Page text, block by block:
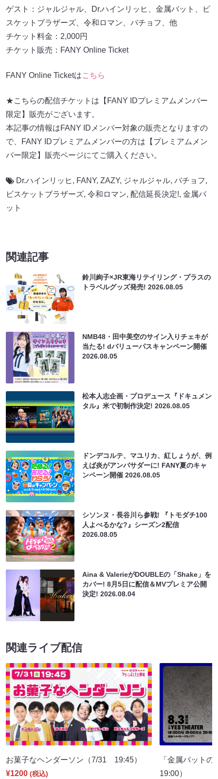
ゲスト：ジャルジャル、Dr.ハインリッヒ、金属バット、ビ
スケットブラザーズ、令和ロマン、バチョフ、他
チケット料金：2,000円
チケット販売：FANY Online Ticket
FANY Online Ticketはこちら
★こちらの配信チケットは【FANY IDプレミアムメンバー
限定】販売がございます。
本記事の情報はFANY IDメンバー対象の販売となりますの
で、FANY IDプレミアムメンバーの方は【プレミアムメン
バー限定】販売ページにてご購入ください。
Dr.ハインリッヒ , FANY, ZAZY, ジャルジャル, バチョフ,
ビスケットブラザーズ, 令和ロマン, 配信延長決定!, 金属バ
ット
関連記事
鈴川絢子×JR東海リテイリング・プラスの
トラベルグッズ発売!2026.08.05
NMB48・田中美空のサイン入りチェキが
当たる! dバリューパスキャンペーン開催
2026.08.05
松本人志企画・プロデュース『ドキュメン
タル』米で初制作決定!2026.08.05
ドンデコルテ、マユリカ、紅しょうが、例
えば炎がアンバサダーに! FANY夏のキャ
ンペーン開催2026.08.05
シソンヌ・長谷川ら参戦! 『トモダチ100
人よべるかな?』シーズン2配信
2026.08.05
Aina & ValerieがDOUBLEの「Shake」を
カバー! 8月5日に配信＆MVプレミア公開
決定!2026.08.04
関連ライブ配信
お菓子なヘンダーソン（7/31 19:45）
¥1200 (税込)
「金属バット
19:00）